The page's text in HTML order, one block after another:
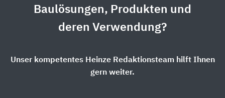
Baulösungen, Produkten und
deren Verwendung?
Unser kompetentes Heinze Redaktionsteam hilft Ihnen
gern weiter.